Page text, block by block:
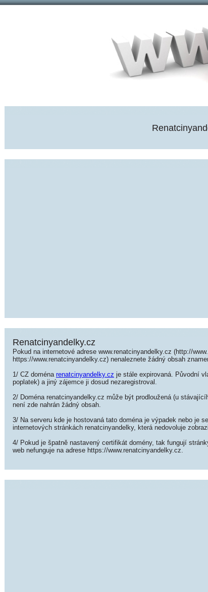
Renatcinyandelky.cz
Pokud na internetové adrese www.renatcinyandelky.cz (http://
https://www.renatcinyandelky.cz) nenaleznete žádný obsah
1/ CZ doména renatcinyandelky.cz je stále expirovaná. Původní
poplatek) a jiný zájemce ji dosud nezaregistroval.
2/ Doména renatcinyandelky.cz může být prodloužená (u
není zde nahrán žádný obsah.
3/ Na serveru kde je hostovaná tato doména je výpadek nebo je
internetových stránkách renatcinyandelky, která nedovoluje
4/ Pokud je špatně nastavený certifikát domény, tak fungují
web nefunguje na adrese https://www.renatcinyandelky.cz.